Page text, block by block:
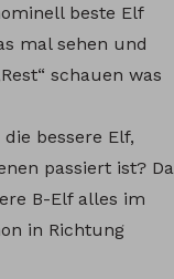
beste Elf
mal sehen und
schauen was
bessere Elf,
passiert ist? Da
B-Elf alles im
in Richtung